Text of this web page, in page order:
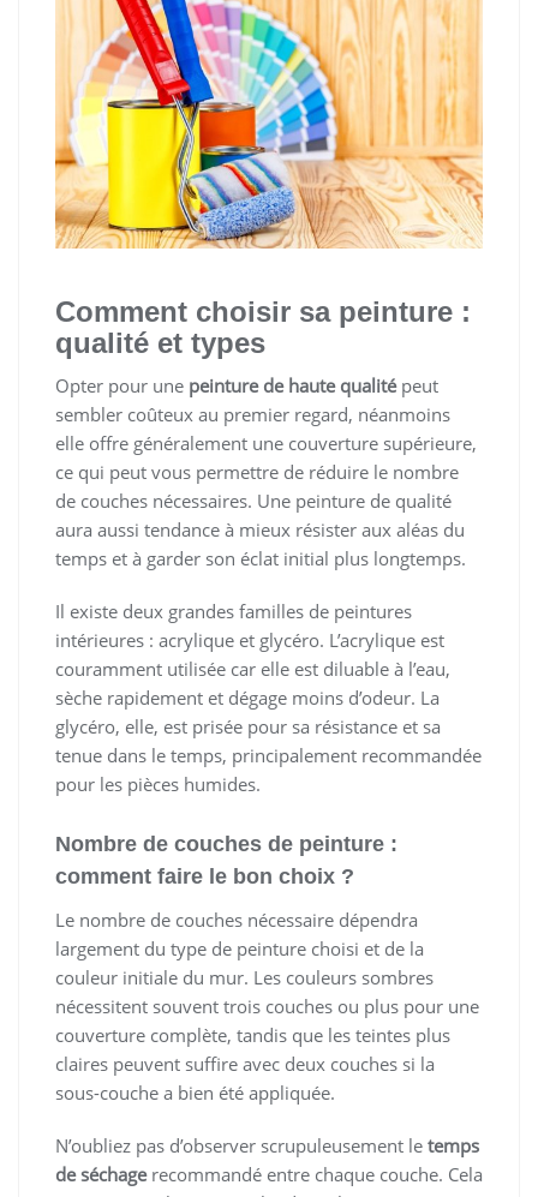
Comment choisir sa peinture :
qualité et types
Opter pour une peinture de haute qualitépeut
sembler coûteux au premier regard, néanmoins
elle offre généralement une couverture supérieure,
ce qui peut vous permettre de réduire le nombre
de couches nécessaires. Une peinture de qualité
aura aussi tendance à mieux résister aux aléas du
temps et à garder son éclat initial plus longtemps.
Il existe deux grandes familles de peintures
intérieures : acrylique et glycéro. L’acrylique est
couramment utilisée car elle est diluable à l’eau,
sèche rapidement et dégage moins d’odeur. La
glycéro, elle, est prisée pour sa résistance et sa
tenue dans le temps, principalement recommandée
pour les pièces humides.
Nombre de couches de peinture :
comment faire le bon choix ?
Le nombre de couches nécessaire dépendra
largement du type de peinture choisi et de la
couleur initiale du mur. Les couleurs sombres
nécessitent souvent trois couches ou plus pour une
couverture complète, tandis que les teintes plus
claires peuvent suffire avec deux couches si la
sous-couche a bien été appliquée.
N’oubliez pas d’observer scrupuleusement le temps
de séchagerecommandé entre chaque couche. Cela